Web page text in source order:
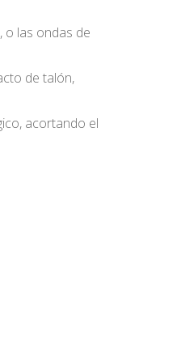
o las ondas de
de talón,
acortando el